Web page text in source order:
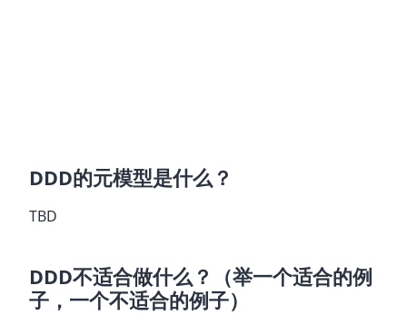
DDD的元模型是什么？
TBD
DDD不适合做什么？（举一个适合的例
子，一个不适合的例子）